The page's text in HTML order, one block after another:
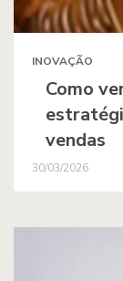
INOVAÇÃO
Como
vendas
30/03/2026